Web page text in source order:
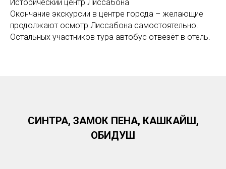
Исторический центр Лиссабона
Окончание экскурсии в центре города – желающие
продолжают осмотр Лиссабона самостоятельно.
Остальных участников тура автобус отвезёт в отель.
СИНТРА, ЗАМОК ПЕНА, КАШКАЙШ,
ОБИДУШ